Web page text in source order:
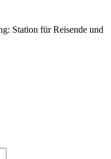
Station für Reisende und